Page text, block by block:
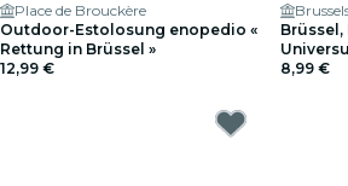
Place de Brouckère
Outdoor-Estolosung enopedio «
Rettung in Brüssel »
12,99 €
8,99 €